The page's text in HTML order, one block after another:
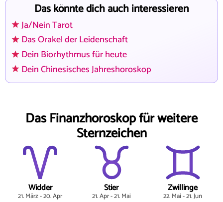
Das könnte dich auch interessieren
Ja/Nein Tarot
Das Orakel der Leidenschaft
Dein Biorhythmus für heute
Dein Chinesisches Jahreshoroskop
Das Finanzhoroskop für weitere
Sternzeichen
Widder
21. März - 20. Apr
Stier
21. Apr - 21. Mai
Zwillinge
22. Mai - 21. Jun